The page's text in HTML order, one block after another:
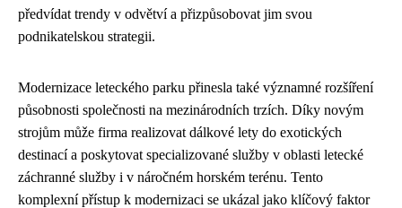
předvídat trendy v odvětví a přizpůsobovat jim svou
podnikatelskou strategii.
Modernizace leteckého parku přinesla také významné rozšíření
působnosti společnosti na mezinárodních trzích. Díky novým
strojům může firma realizovat dálkové lety do exotických
destinací a poskytovat specializované služby v oblasti letecké
záchranné služby i v náročném horském terénu. Tento
komplexní přístup k modernizaci se ukázal jako klíčový faktor